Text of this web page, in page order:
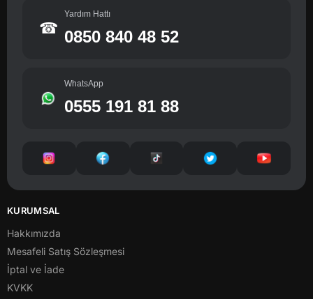
☎
Yardım Hattı
0850 840 48 52
WhatsApp
0555 191 81 88
KURUMSAL
Hakkımızda
Mesafeli Satış Sözleşmesi
İptal ve İade
KVKK